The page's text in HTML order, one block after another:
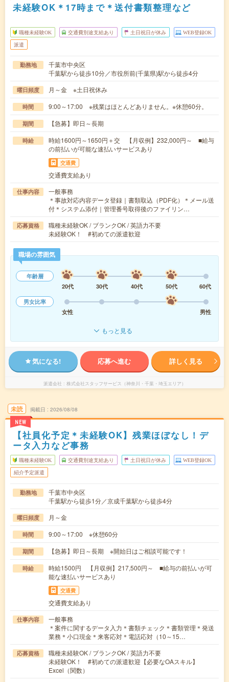
未経験OK＊17時まで＊送付書類整理など
職種未経験OK 交通費別途支給あり 土日祝日が休み WEB登録OK
派遣
勤務地
千葉市中央区
千葉駅から徒歩10分／市役所前(千葉県)駅から徒歩4分
曜日頻度 月～金 ※土日祝休み
時間 9:00～17:00 ※残業はほとんどありません。※休憩60分。
期間 【急募】即日～長期
時給
時給1600円～1650円＋交 【月収例】232,000円～ ■給与
の前払いが可能な速払いサービスあり
交通費
交通費支給あり
仕事内容
一般事務
＊事故対応内容データ登録｜書類取込（PDF化）＊メール送
付＊システム添付｜管理番号取得後のファイリン…
応募資格
職種未経験OK / ブランクOK / 英語力不要
未経験OK！ #初めての派遣歓迎
職場の雰囲気
年齢層
20代
30代 40代 50代
60代
男女比率
女性
男性
もっと見る
気になる! 応募へ進む 詳しく見る
派遣会社 株式会社スタッフサービス（神奈川・千葉・埼玉エリア）
未読
NEW
掲載日 2026/08/08
【社員化予定＊未経験OK】残業ほぼなし！デ
ータ入力など事務
職種未経験OK 交通費別途支給あり 土日祝日が休み WEB登録OK
紹介予定派遣
勤務地
千葉市中央区
千葉駅から徒歩1分／京成千葉駅から徒歩4分
曜日頻度 月～金
時間 9:00～17:00 ※休憩60分
期間 【急募】即日～長期 ※開始日はご相談可能です！
時給
時給1500円 【月収例】217,500円～ ■給与の前払いが可
能な速払いサービスあり
交通費
交通費支給あり
仕事内容
一般事務
＊案件に関するデータ入力＊書類チェック＊書類管理＊発送
業務＊小口現金＊来客応対＊電話応対（10～15…
応募資格
職種未経験OK / ブランクOK / 英語力不要
未経験OK！ #初めての派遣歓迎【必要なOAスキル】
Excel（関数）